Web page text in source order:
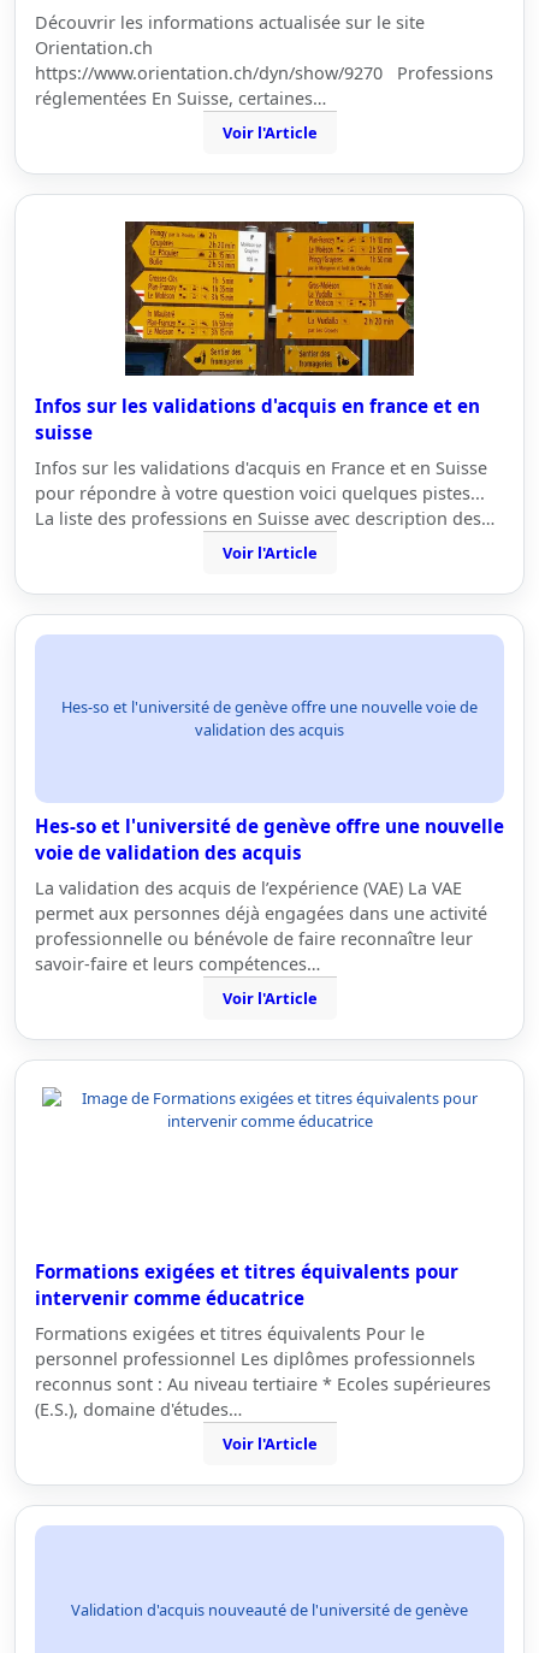
Découvrir les informations actualisée sur le site
Orientation.ch
https://www.orientation.ch/dyn/show/9270 Professions
réglementées En Suisse, certaines…
Voir l'Article
Infos sur les validations d'acquis en france et en
suisse
Infos sur les validations d'acquis en France et en Suisse
pour répondre à votre question voici quelques pistes...
La liste des professions en Suisse avec description des…
Voir l'Article
Hes-so et l'université de genève offre une nouvelle voie de
validation des acquis
Hes-so et l'université de genève offre une nouvelle
voie de validation des acquis
La validation des acquis de l’expérience (VAE) La VAE
permet aux personnes déjà engagées dans une activité
professionnelle ou bénévole de faire reconnaître leur
savoir-faire et leurs compétences…
Voir l'Article
Formations exigées et titres équivalents pour
intervenir comme éducatrice
Formations exigées et titres équivalents Pour le
personnel professionnel Les diplômes professionnels
reconnus sont : Au niveau tertiaire * Ecoles supérieures
(E.S.), domaine d'études…
Voir l'Article
Validation d'acquis nouveauté de l'université de genève